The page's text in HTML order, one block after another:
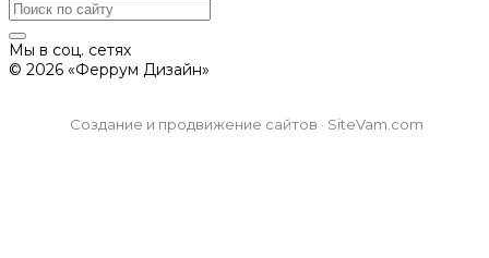
Мы в соц. сетях
© 2026 «Феррум Дизайн»
Создание и продвижение сайтов · SiteVam.com